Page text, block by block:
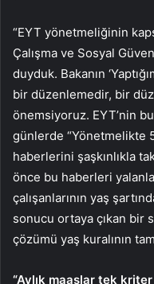
“EYT yönetmeliğinin
Çalışma ve Sosyal
duyduk. Bakanın
bir düzenlemedir, bir
önemsiyoruz. EYT’nin
günlerde “Yönetmelikte
haberlerini şaşkınlıkla
önce bu haberleri
çalışanlarının yaş
sonucu ortaya çıkan bir
çözümü yaş kuralının
“Aylık maaşlar tek